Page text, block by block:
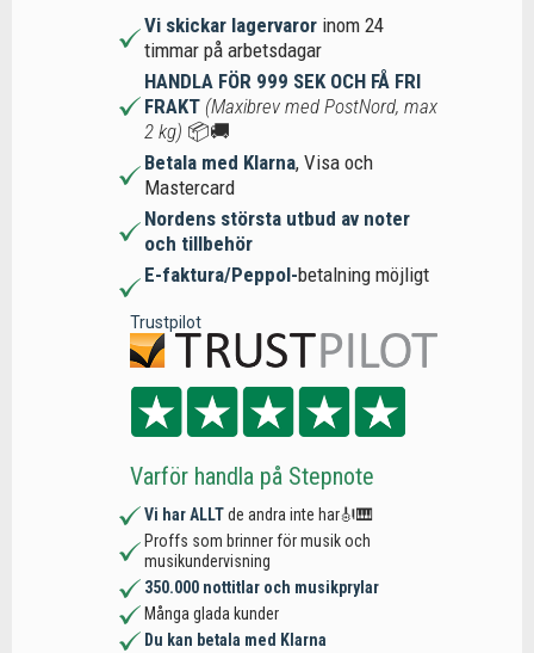
Vi skickar lagervaror inom 24
timmar på arbetsdagar
HANDLA FÖR 999 SEK OCH FÅ FRI
FRAKT (Maxibrev med PostNord, max
2 kg) 📦🚚
Betala med Klarna, Visa och
Mastercard
Nordens största utbud av noter
och tillbehör
E-faktura/Peppol-betalning möjligt
Trustpilot
Varför handla på Stepnote
Vi har ALLTde andra inte har🎻🎹
Proffs som brinner för musik och
musikundervisning
350.000 nottitlar och musikprylar
Många glada kunder
Du kan betala med Klarna